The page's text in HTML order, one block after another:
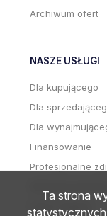
Archiwum ofert
NASZE USŁUGI
Dla kupującego
Dla
Dla
Finansowanie
Profesjonalne
Ta strona